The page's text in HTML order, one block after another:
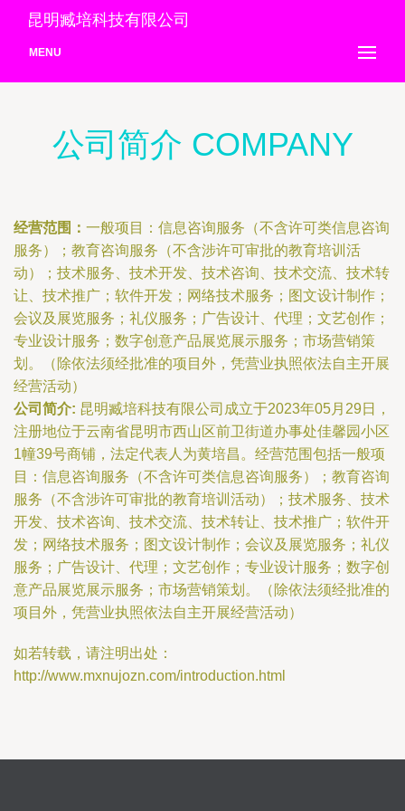
昆明臧培科技有限公司
MENU
公司简介 COMPANY
经营范围： 一般项目：信息咨询服务（不含许可类信息咨询
服务）；教育咨询服务（不含涉许可审批的教育培训活
动）；技术服务、技术开发、技术咨询、技术交流、技术转
让、技术推广；软件开发；网络技术服务；图文设计制作；
会议及展览服务；礼仪服务；广告设计、代理；文艺创作；
专业设计服务；数字创意产品展览展示服务；市场营销策
划。（除依法须经批准的项目外，凭营业执照依法自主开展
经营活动）
公司简介: 昆明臧培科技有限公司成立于2023年05月29日，
注册地位于云南省昆明市西山区前卫街道办事处佳馨园小区
1幢39号商铺，法定代表人为黄培昌。经营范围包括一般项
目：信息咨询服务（不含许可类信息咨询服务）；教育咨询
服务（不含涉许可审批的教育培训活动）；技术服务、技术
开发、技术咨询、技术交流、技术转让、技术推广；软件开
发；网络技术服务；图文设计制作；会议及展览服务；礼仪
服务；广告设计、代理；文艺创作；专业设计服务；数字创
意产品展览展示服务；市场营销策划。（除依法须经批准的
项目外，凭营业执照依法自主开展经营活动）
如若转载，请注明出处：
http://www.mxnujozn.com/introduction.html